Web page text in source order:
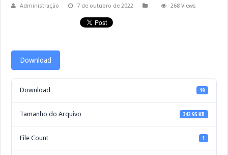
Administração 7 de outubro de 2022 268 Views
Download
Download 19
Tamanho do Arquivo 342.95 KB
File Count 1